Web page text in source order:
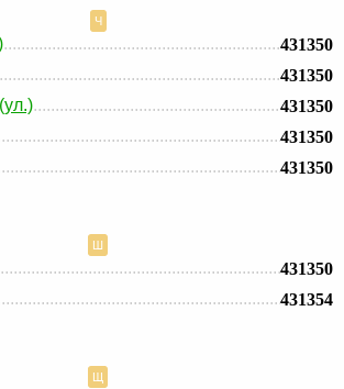
Ч
431350
431350
431350
431350
431350
Ш
431350
431354
Щ